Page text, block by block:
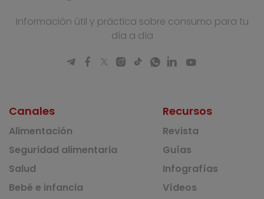
Información útil y práctica sobre consumo para tu
día a día
Canales
Alimentación
Seguridad alimentaria
Salud
Bebé e infancia
Recursos
Revista
Guías
Infografías
Vídeos